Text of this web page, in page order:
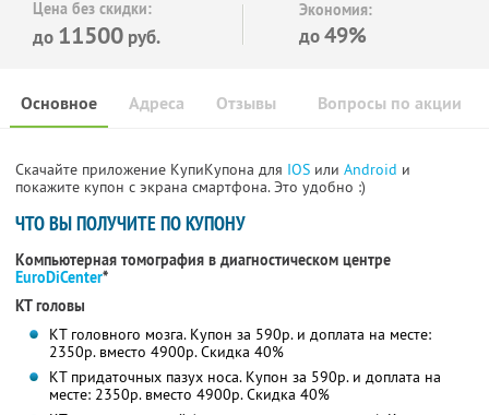
Цена без скидки:
до 11500 руб.
Экономия:
до49%
Основное Отзывы Вопросы по акции
Адреса
Скачайте приложение КупиКупона для IOS или Android и
покажите купон с экрана смартфона. Это удобно :)
ЧТО ВЫ ПОЛУЧИТЕ ПО КУПОНУ
Компьютерная томография в диагностическом центре
EuroDiCenter*
КТ головы
КТ головного мозга. Купон за 590р. и доплата на месте:
2350р. вместо 4900р.Скидка 40%
КТ придаточных пазух носа. Купон за 590р. и доплата на
месте: 2350р. вместо 4900р.Скидка 40%